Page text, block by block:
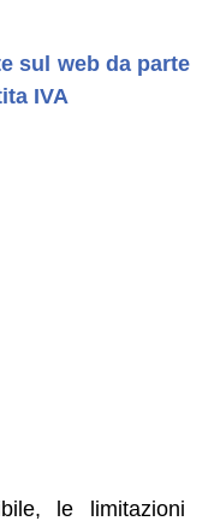
sul web da parte
IVA
le limitazioni